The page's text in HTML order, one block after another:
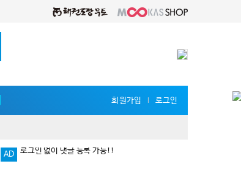
회원가입 l 로그인
AD 다양한 지식 공유를 원한다면 '무카스 세미나'